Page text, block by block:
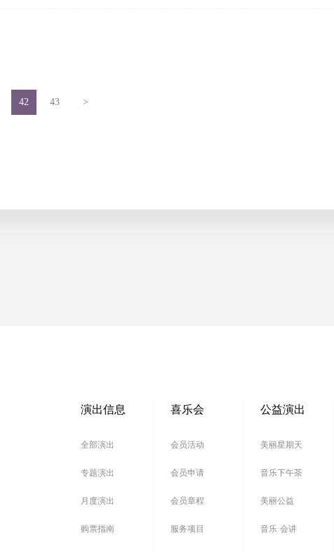
42 43 >
演出信息
全部演出
专题演出
月度演出
购票指南
喜乐会
会员活动
会员申请
会员章程
服务项目
公益演出
美丽星期天
音乐下午茶
美丽公益
音乐·会讲